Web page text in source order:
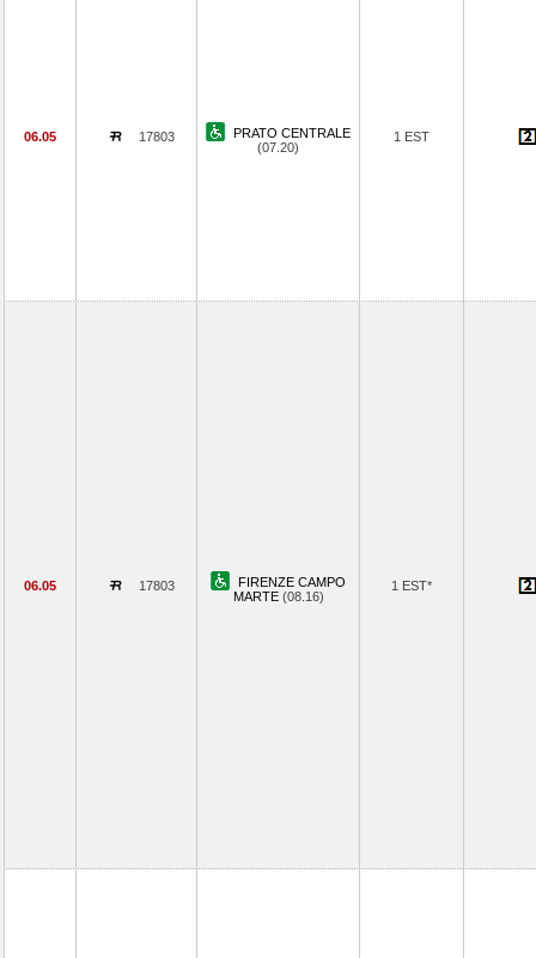
06.05 17803
PRATO CENTRALE
(07.20)
1 EST
06.05 17803
FIRENZE CAMPO
MARTE (08.16)
1 EST*